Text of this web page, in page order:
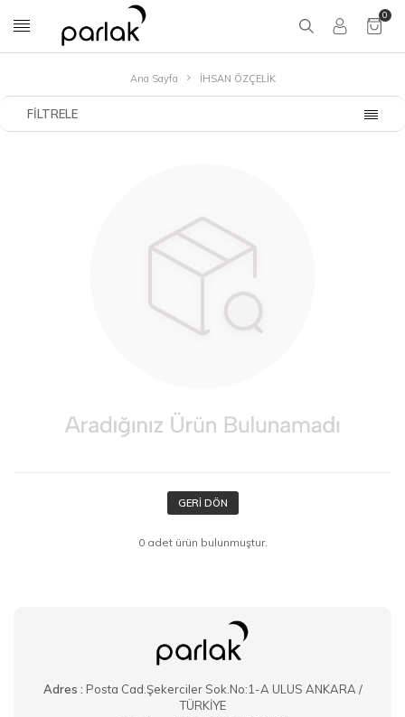
0
Ana Sayfa İHSAN ÖZÇELİK
FILTRELE
GERI DÖN
0 adet ürün bulunmuştur.
Adres : Posta Cad.Şekerciler Sok.No:1-A ULUS ANKARA /
TÜRKİYE